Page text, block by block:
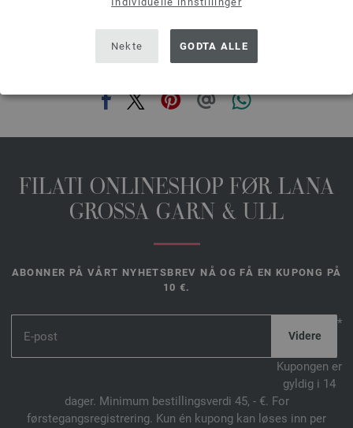
Nekte GODTA ALLE
FILATI ONLINESHOP FØR LANA
GROSSA GARN & ULL
ABONNER PÅ VÅRT NYHETSBREV NÅ OG FÅ EN KUPONG PÅ
10 €.
*
Kupongen er
gyldig i 14
dager. Minimum bestillingsverdi 45, - €. For
førstegangsregistrering. Kun én kupong kan løses inn per